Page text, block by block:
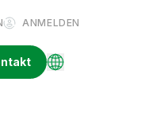
ANMELDEN